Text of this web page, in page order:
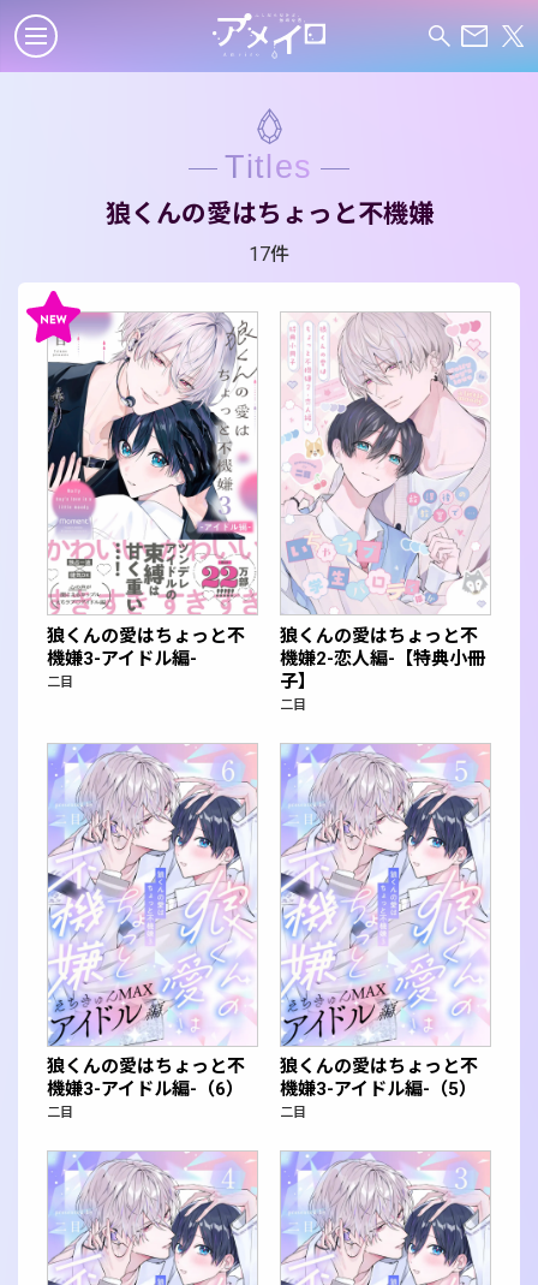
Titles
狼くんの愛はちょっと不機嫌
17件
狼くんの愛はちょっと不
機嫌3-アイドル編-
二目
狼くんの愛はちょっと不
機嫌2-恋人編-【特典小冊
子】
二目
狼くんの愛はちょっと不
機嫌3-アイドル編-（6）
二目
狼くんの愛はちょっと不
機嫌3-アイドル編-（5）
二目